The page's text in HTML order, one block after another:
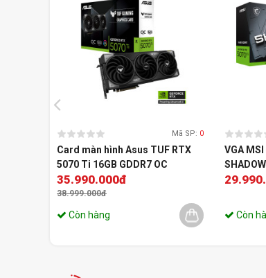
Mã SP: 0
Card màn hình Asus TUF RTX
5070 Ti 16GB GDDR7 OC
35.990.000đ
38.999.000đ
Còn hàng
VGA
Còn